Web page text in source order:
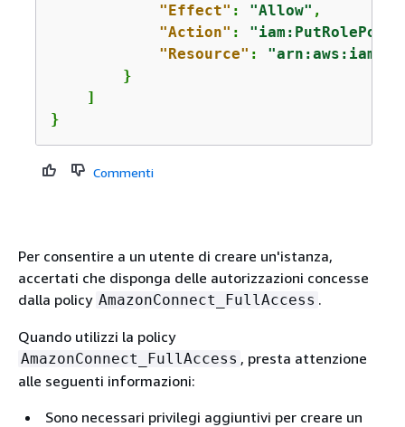
"Effect" : "Allow" ,
"Action" :
"Resource" :
        }
    ]
}
Commenti
Per consentire a un utente di creare un'istanza,
accertati che disponga delle autorizzazioni concesse
dalla policy AmazonConnect_FullAccess .
Quando utilizzi la policy
AmazonConnect_FullAccess , presta attenzione
alle seguenti informazioni:
Sono necessari privilegi aggiuntivi per creare un